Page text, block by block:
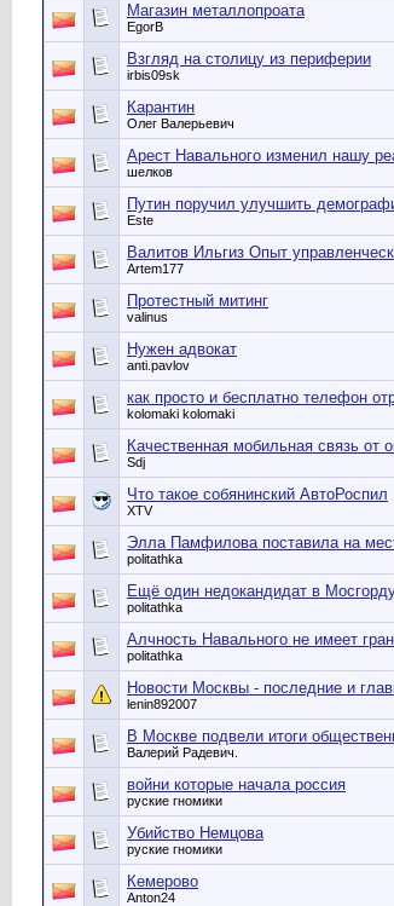
Магазин металлопроата
EgorB
Взгляд на столицу из периферии
irbis09sk
Карантин
Олег Валерьевич
Арест Навального изменил нашу
шелков
Путин поручил улучшить
Este
Валитов Ильгиз Опыт
Artem177
Протестный митинг
valinus
Нужен адвокат
anti.pavlov
как просто и бесплатно телефон
kolomaki kolomaki
Качественная мобильная связь от
Sdj
Что такое собянинский АвтоРоспил
XTV
Элла Памфилова поставила на
politathka
Ещё один недокандидат в
politathka
Алчность Навального не имеет
politathka
Новости Москвы - последние и
lenin892007
В Москве подвели итоги
Валерий Радевич.
войни которые начала россия
руские гномики
Убийство Немцова
руские гномики
Кемерово
Anton24